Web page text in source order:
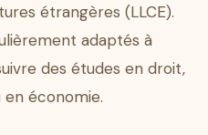
étrangères (LLCE).
adaptés à
des études en droit,
en économie.